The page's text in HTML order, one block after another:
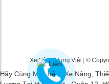
Xe Nâng Hưng Việt | ©
Hãy Cùng Mua Sắm Xe Nâng,